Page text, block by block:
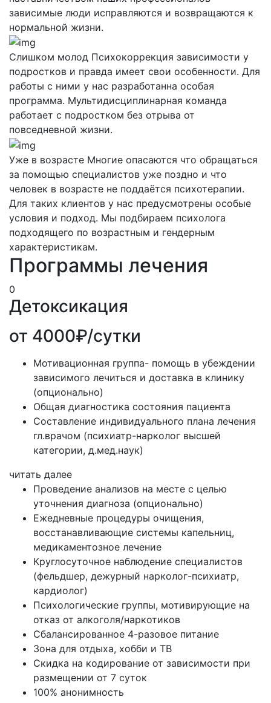
зависимые люди исправляются и возвращаются к
нормальной жизни.
Слишком молод Психокоррекция зависимости у
подростков и правда имеет свои особенности. Для
работы с ними у нас разработанна особая
программа. Мультидисциплинарная команда
работает с подростком без отрыва от
повседневной жизни.
Уже в возрасте Многие опасаются что обращаться
за помощью специалистов уже поздно и что
человек в возрасте не поддаётся психотерапии.
Для таких клиентов у нас предусмотрены особые
условия и подход. Мы подбираем психолога
подходящего по возрастным и гендерным
характеристикам.
Программы лечения
0
Детоксикация
от 4000₽/сутки
Мотивационная группа- помощь в убеждении
зависимого лечиться и доставка в клинику
(опционально)
Общая диагностика состояния пациента
Составление индивидуального плана лечения
гл.врачом (психиатр-нарколог высшей
категории, д.мед.наук)
читать далее
Проведение анализов на месте с целью
уточнения диагноза (опционально)
Ежедневные процедуры очищения,
восстанавливающие системы капельниц,
медикаментозное лечение
Круглосуточное наблюдение специалистов
(фельдшер, дежурный нарколог-психиатр,
кардиолог)
Психологические группы, мотивирующие на
отказ от алкоголя/наркотиков
Сбалансированное 4-разовое питание
Зона для отдыха, хобби и ТВ
Скидка на кодирование от зависимости при
размещении от 7 суток
100% анонимность